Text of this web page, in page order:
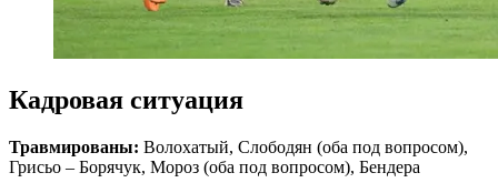
Кадровая ситуация
Травмированы: Волохатый, Слободян (оба под вопросом),
Грисьо – Борячук, Мороз (оба под вопросом), Бендера